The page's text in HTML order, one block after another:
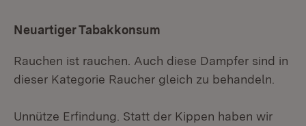
Neuartiger Tabakkonsum
Rauchen ist rauchen. Auch diese Dampfer sind in
dieser Kategorie Raucher gleich zu behandeln.
Unnütze Erfindung. Statt der Kippen haben wir